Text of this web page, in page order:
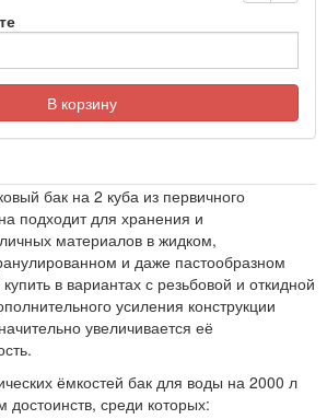
В корзину
бак на 2 куба из первичного
подходит для хранения и
материалов в жидком,
и даже пастообразном
в вариантах с резьбовой и откидной
усиления конструкции
увеличивается её
ёмкостей бак для воды на 2000 л
достоинств, среди которых: